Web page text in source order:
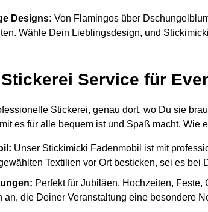
Designs: Von Flamingos über
Wähle Dein Lieblingsdesign, und
Service für
Stickerei, genau dort, wo Du sie
es für alle bequem ist und Spaß macht. Wie
Unser Stickimicki Fadenmobil ist mit
Textilien vor Ort besticken, sei es
Perfekt für Jubiläen, Hochzeiten,
an, die Deiner Veranstaltung eine besondere